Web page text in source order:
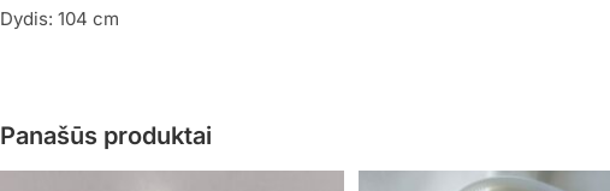
Dydis: 104 cm
Panašūs produktai